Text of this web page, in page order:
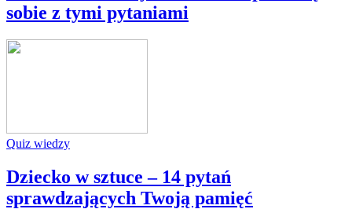
sobie z tymi pytaniami
Quiz wiedzy
Dziecko w sztuce – 14 pytań
sprawdzających Twoją pamięć